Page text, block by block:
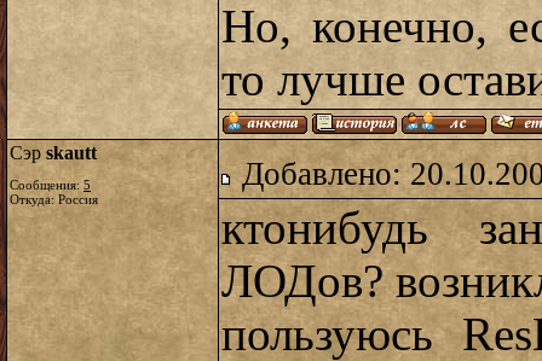
Но, конечно,
то лучше
Сэр skautt
Сообщения: 5
Откуда: Россия
Добавлено:
ктонибудь
ЛОДов?
пользуюсь